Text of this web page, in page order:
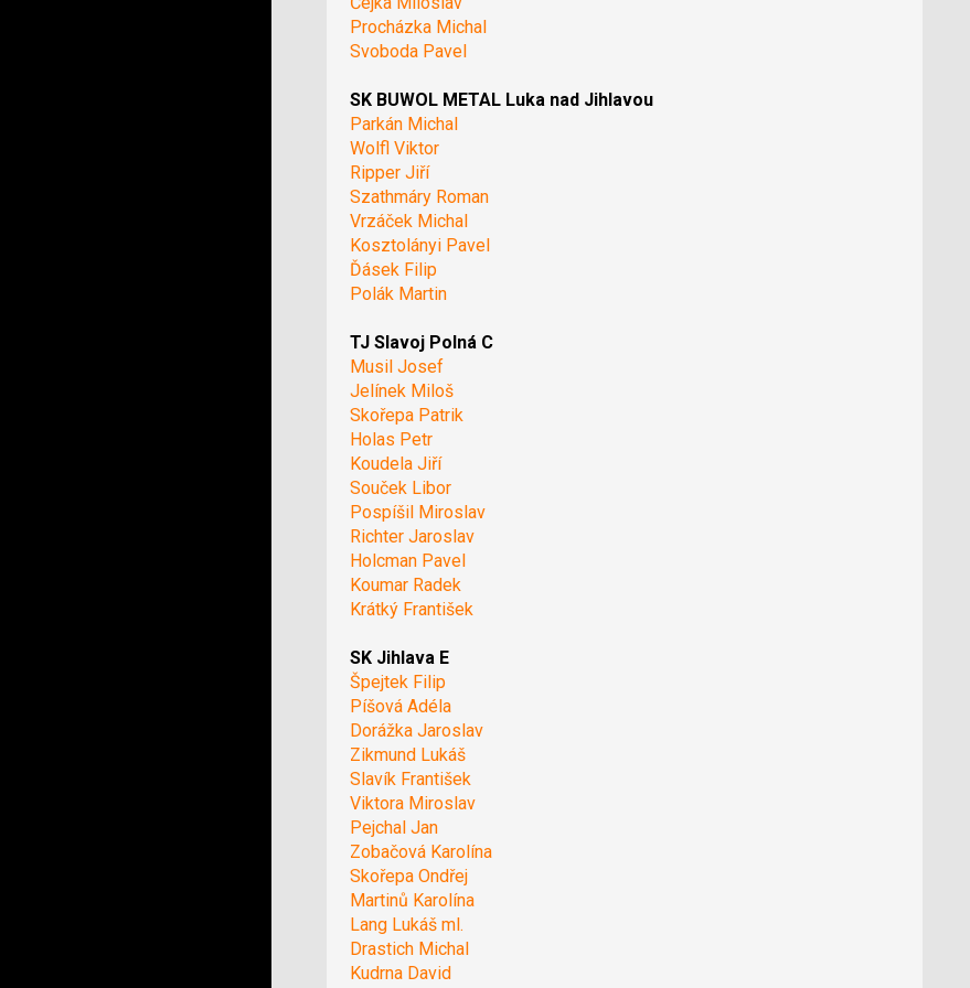
Procházka Michal
Svoboda Pavel
SK BUWOL METAL Luka nad Jihlavou
Parkán Michal
Wolfl Viktor
Ripper Jiří
Szathmáry Roman
Vrzáček Michal
Kosztolányi Pavel
Ďásek Filip
Polák Martin
TJ Slavoj Polná C
Musil Josef
Jelínek Miloš
Skořepa Patrik
Holas Petr
Koudela Jiří
Souček Libor
Pospíšil Miroslav
Richter Jaroslav
Holcman Pavel
Koumar Radek
Krátký František
SK Jihlava E
Špejtek Filip
Píšová Adéla
Dorážka Jaroslav
Zikmund Lukáš
Slavík František
Viktora Miroslav
Pejchal Jan
Zobačová Karolína
Skořepa Ondřej
Martinů Karolína
Lang Lukáš ml.
Drastich Michal
Kudrna David